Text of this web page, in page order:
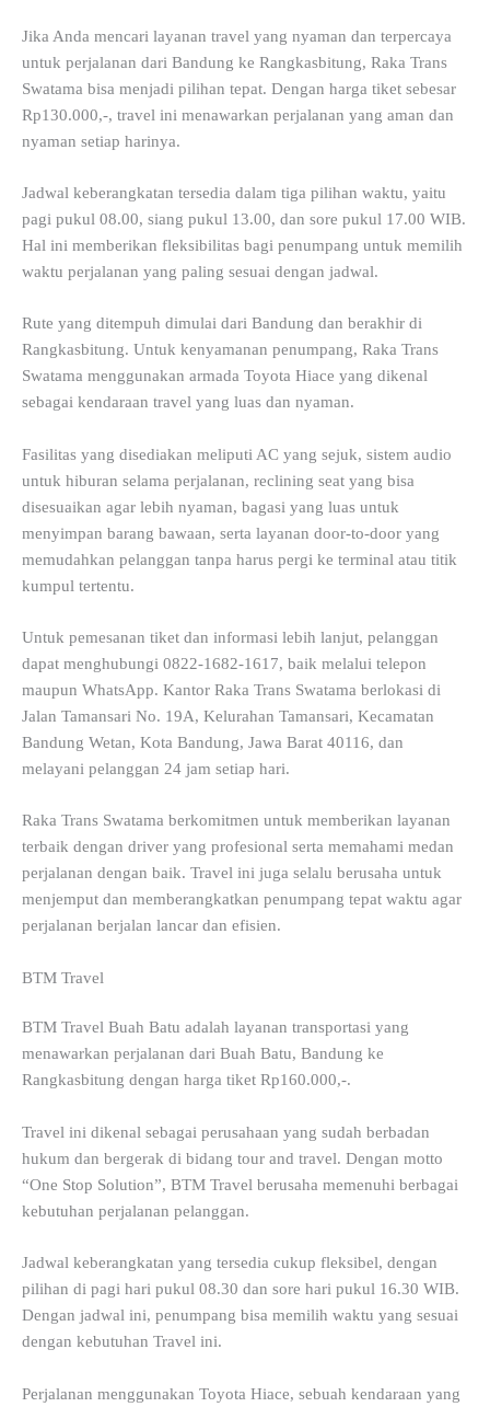
Jika Anda mencari layanan travel yang nyaman dan terpercaya
untuk perjalanan dari Bandung ke Rangkasbitung, Raka Trans
Swatama bisa menjadi pilihan tepat. Dengan harga tiket sebesar
Rp130.000,-, travel ini menawarkan perjalanan yang aman dan
nyaman setiap harinya.
Jadwal keberangkatan tersedia dalam tiga pilihan waktu, yaitu
pagi pukul 08.00, siang pukul 13.00, dan sore pukul 17.00 WIB.
Hal ini memberikan fleksibilitas bagi penumpang untuk memilih
waktu perjalanan yang paling sesuai dengan jadwal.
Rute yang ditempuh dimulai dari Bandung dan berakhir di
Rangkasbitung. Untuk kenyamanan penumpang, Raka Trans
Swatama menggunakan armada Toyota Hiace yang dikenal
sebagai kendaraan travel yang luas dan nyaman.
Fasilitas yang disediakan meliputi AC yang sejuk, sistem audio
untuk hiburan selama perjalanan, reclining seat yang bisa
disesuaikan agar lebih nyaman, bagasi yang luas untuk
menyimpan barang bawaan, serta layanan door-to-door yang
memudahkan pelanggan tanpa harus pergi ke terminal atau titik
kumpul tertentu.
Untuk pemesanan tiket dan informasi lebih lanjut, pelanggan
dapat menghubungi 0822-1682-1617, baik melalui telepon
maupun WhatsApp. Kantor Raka Trans Swatama berlokasi di
Jalan Tamansari No. 19A, Kelurahan Tamansari, Kecamatan
Bandung Wetan, Kota Bandung, Jawa Barat 40116, dan
melayani pelanggan 24 jam setiap hari.
Raka Trans Swatama berkomitmen untuk memberikan layanan
terbaik dengan driver yang profesional serta memahami medan
perjalanan dengan baik. Travel ini juga selalu berusaha untuk
menjemput dan memberangkatkan penumpang tepat waktu agar
perjalanan berjalan lancar dan efisien.
BTM Travel
BTM Travel Buah Batu adalah layanan transportasi yang
menawarkan perjalanan dari Buah Batu, Bandung ke
Rangkasbitung dengan harga tiket Rp160.000,-.
Travel ini dikenal sebagai perusahaan yang sudah berbadan
hukum dan bergerak di bidang tour and travel. Dengan motto
“One Stop Solution”, BTM Travel berusaha memenuhi berbagai
kebutuhan perjalanan pelanggan.
Jadwal keberangkatan yang tersedia cukup fleksibel, dengan
pilihan di pagi hari pukul 08.30 dan sore hari pukul 16.30 WIB.
Dengan jadwal ini, penumpang bisa memilih waktu yang sesuai
dengan kebutuhan Travel ini.
Perjalanan menggunakan Toyota Hiace, sebuah kendaraan yang